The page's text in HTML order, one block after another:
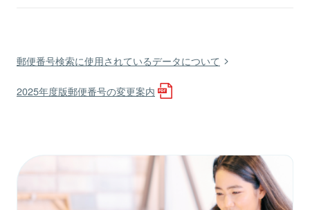
郵便番号検索に使用されているデータについて
2025年度版郵便番号の変更案内